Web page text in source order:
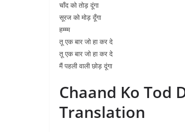
चाँद को तोड़ दूंगा
सूरज को मोड़ दूँगा
हम्म्म
तू एक बार जो हा कर दे
तू एक बार जो हा कर दे
मैं पहली वाली छोड़ दूंगा
Chaand Ko Tod
Translation